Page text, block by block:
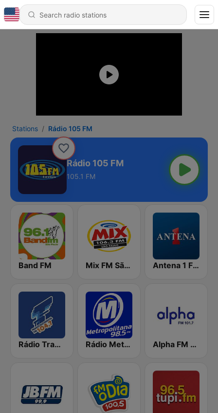
Stations Rádio 105 FM
Rádio 105 FM
105.1 FM
Band FM Mix FM São Paulo Antena 1 FM
Rádio Transcontinental FM Rádio Metropolitana 98.5 FM Alpha FM 101.7